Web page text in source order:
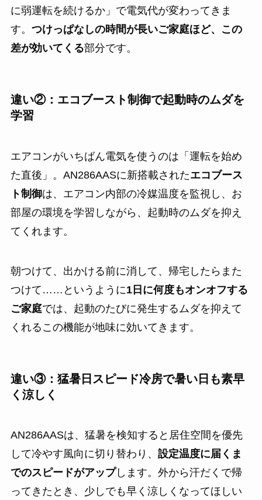
に弱運転を続けるか」で電気代が変わってきま
す。 つけっぱなしの時間が長いご家庭ほど、この
差が効いてくる部分です。
違い②：エコブースト制御で起動時のムダを
学習
エアコンがいちばん電気を使うのは「運転を始め
た直後」。AN286AASに新搭載されたエコブース
ト制御は、エアコン内部の冷媒温度を監視し、お
部屋の環境を学習しながら、起動時のムダを抑え
てくれます。
朝つけて、出かける前に消して、帰宅したらまた
つけて……というように1日に何度もオンオフする
ご家庭では、起動のたびに発生するムダを抑えて
くれるこの機能が地味に効いてきます。
違い③：猛暑日スピード冷房で暑い日も素早
く涼しく
AN286AASは、猛暑を検知すると居住空間を優先
して冷やす風向に切り替わり、 設定温度に届くま
でのスピードがアップします。外から汗だくで帰
ってきたとき、少しでも早く涼しくなってほしい